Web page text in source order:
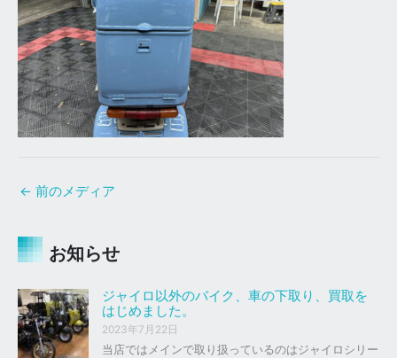
← 前のメディア
お知らせ
ジャイロ以外のバイク、車の下取り、買取を
はじめました。
2023年7月22日
当店ではメインで取り扱っているのはジャイロシリー